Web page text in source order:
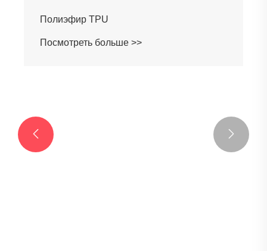
 